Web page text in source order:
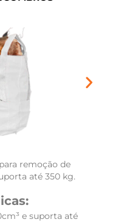
remoção de
até 350 kg.
e suporta até